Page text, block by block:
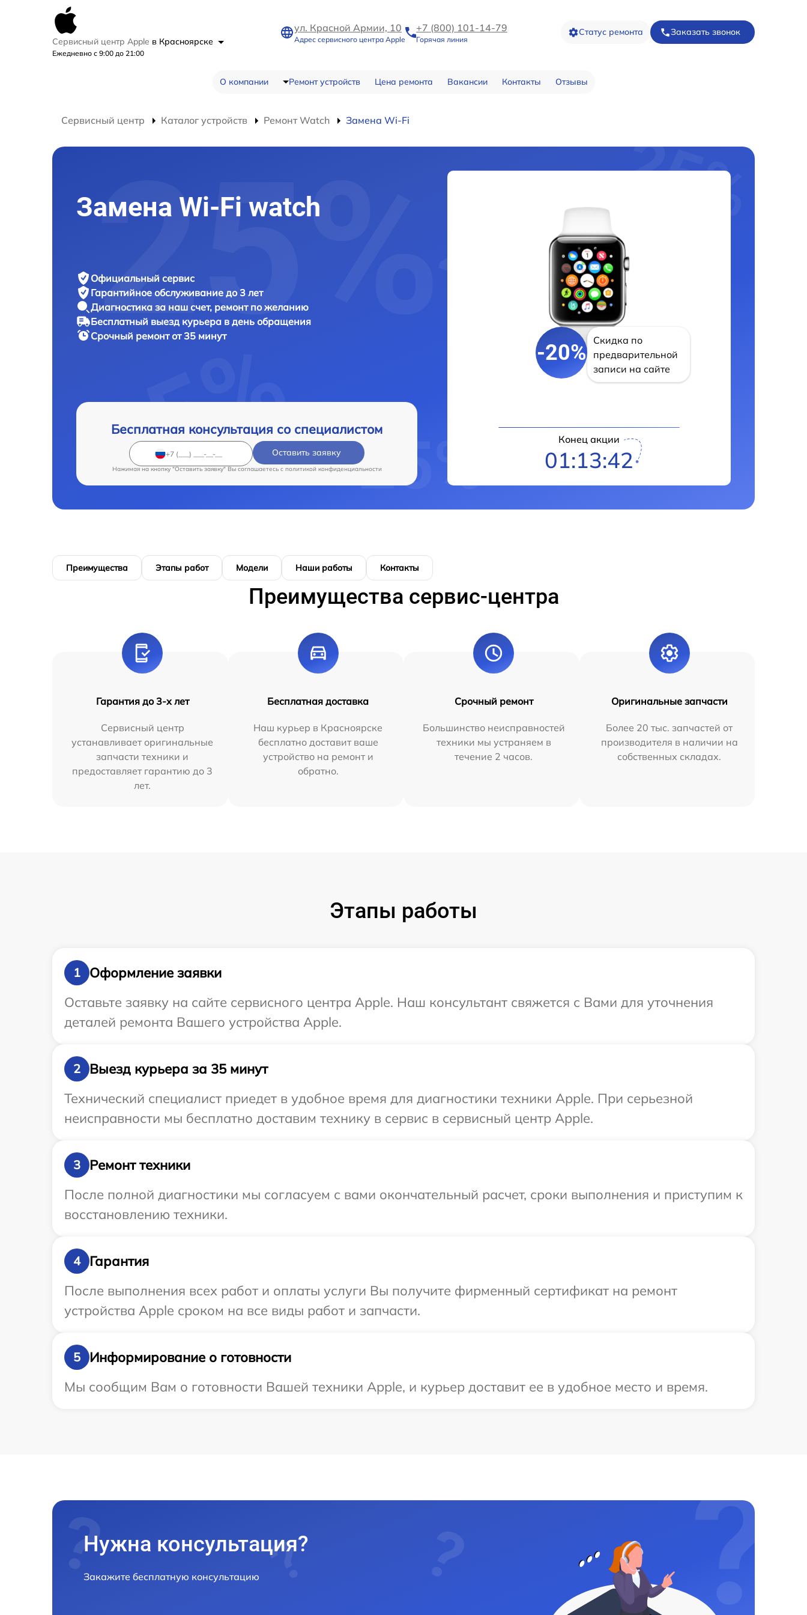
Сервисный центр Apple в Красноярске
Ежедневно с 9:00 до 21:00
ул. Красной Армии, 10
Адрес сервисного центра Apple
+7 (800) 101-14-79
Горячая линия
Статус ремонта Заказать звонок
О компании Ремонт устройств Цена ремонта Вакансии Контакты Отзывы
Сервисный центр Каталог устройств Ремонт Watch Замена Wi-Fi
Замена Wi-Fi watch
Официальный сервис
Гарантийное обслуживание до 3 лет
Диагностика за наш счет, ремонт по желанию
Бесплатный выезд курьера в день обращения
Срочный ремонтот 35 минут
Бесплатная консультация со специалистом
Оставить заявку
Нажимая на кнопку "Оставить заявку" Вы соглашаетесь c политикой конфиденциальности
-20%
Скидка по
предварительной
записи на сайте
Конец акции
01:13:41
Преимущества Этапы работ Модели Наши работы Контакты
Преимущества сервис-центра
Гарантия до 3-х лет
Сервисный центр
устанавливает оригинальные
запчасти техники и
предоставляет гарантию до 3
лет.
Бесплатная доставка
Наш курьер в Красноярске
бесплатно доставит ваше
устройство на ремонт и
обратно.
Срочный ремонт
Большинство неисправностей
техники мы устраняем в
течение 2 часов.
Оригинальные запчасти
Более 20 тыс. запчастей от
производителя в наличии на
собственных складах.
Этапы работы
1
Оформление заявки
Оставьте заявку на сайте сервисного центра Apple. Наш консультант свяжется с Вами для уточнения
деталей ремонта Вашего устройства Apple.
2
Выезд курьера за 35 минут
Технический специалист приедет в удобное время для диагностики техники Apple. При серьезной
неисправности мы бесплатно доставим технику в сервис в сервисный центр Apple.
3
Ремонт техники
После полной диагностики мы согласуем с вами окончательный расчет, сроки выполнения и приступим к
восстановлению техники.
4
Гарантия
После выполнения всех работ и оплаты услуги Вы получите фирменный сертификат на ремонт
устройства Apple сроком на все виды работ и запчасти.
5
Информирование о готовности
Мы сообщим Вам о готовности Вашей техники Apple, и курьер доставит ее в удобное место и время.
Нужна консультация?
Закажите бесплатную консультацию